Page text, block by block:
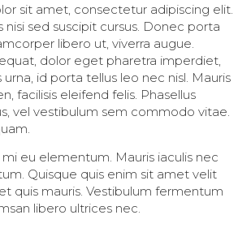
sit amet, consectetur adipiscing elit.
nisi sed suscipit cursus. Donec porta
libero ut, viverra augue.
dolor eget pharetra imperdiet,
id porta tellus leo nec nisl. Mauris
facilisis eleifend felis. Phasellus
vel vestibulum sem commodo vitae.
eu elementum. Mauris iaculis nec
Quisque quis enim sit amet velit
quis mauris. Vestibulum fermentum
libero ultrices nec.